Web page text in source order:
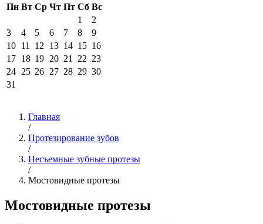
Пн Вт Ср Чт Пт Сб Вс
1
2
3
4 5 6 7 8
9
10 11 12 13 14 15 16
17 18 19 20 21 22 23
24 25 26 27 28 29 30
31
Главная
/
Протезирование зубов
/
Несъемные зубные протезы
/
Мостовидные протезы
Мостовидные протезы